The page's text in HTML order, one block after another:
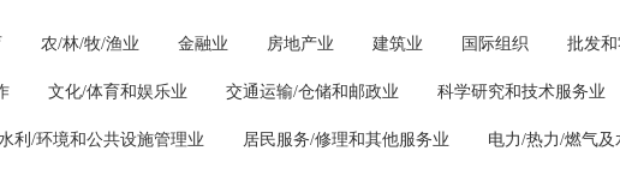
农/林/牧/渔业 金融业 房地产业 建筑业 国际组织 批发
文化/体育和娱乐业 交通运输/仓储和邮政业 科学研究和技术服务业
利/环境和公共设施管理业 居民服务/修理和其他服务业 电力/热力/燃气